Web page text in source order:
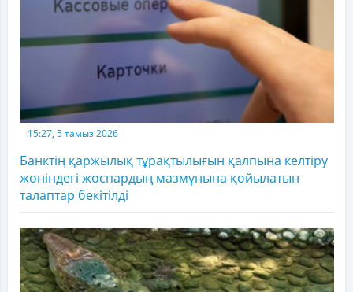
15:27, 5 тамыз 2026
Банктің қаржылық тұрақтылығын қалпына келтіру
жөніндегі жоспардың мазмұнына қойылатын
талаптар бекітілді